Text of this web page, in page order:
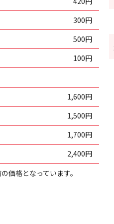
300円
500円
100円
1,600円
1,500円
1,700円
2,400円
価格となっています。